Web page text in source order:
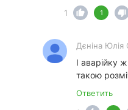
1
1
Дєніна Юлія
І аварійку
такою
Ответить